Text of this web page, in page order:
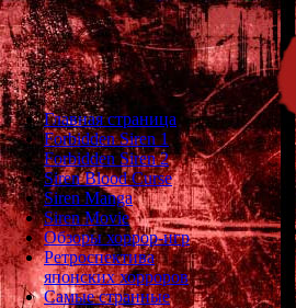
Главная страница
Forbidden Siren 1
Forbidden Siren 2
Siren Blood Curse
Siren Manga
Siren Movie
Обзоры хоррор-игр
Ретроспектива
японских хорроров
Самые странные